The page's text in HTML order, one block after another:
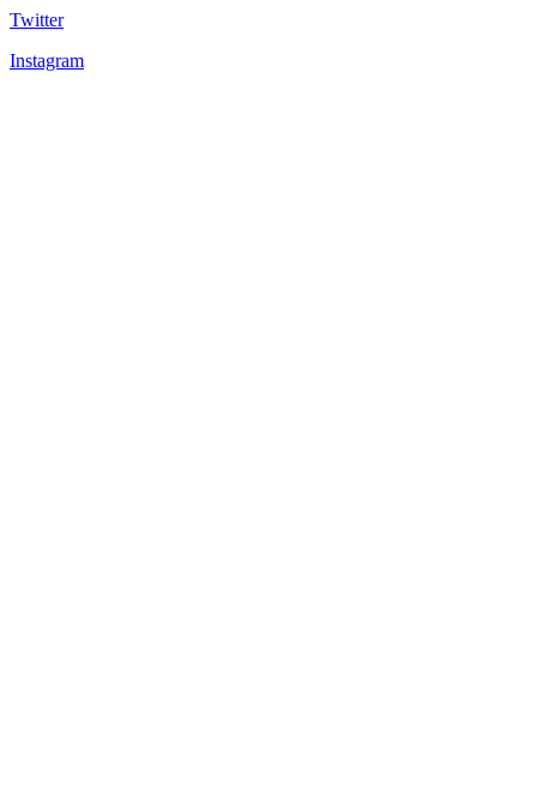
Twitter
Instagram